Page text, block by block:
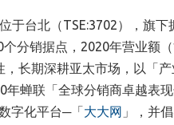
于台北 （TSE:3702） ， 旗下
分销据点， 2020年营业额 （
长期深耕亚太市场，以「
蝉联「全球分销商卓越表
字化平台─「大大网 」，并